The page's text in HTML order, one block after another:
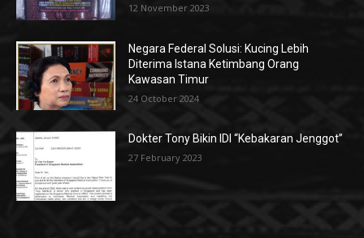
12 November 2023
Negara Federal Solusi: Kucing Lebih
Diterima Istana Ketimbang Orang
Kawasan Timur
24 October 2024
Dokter Tony Bikin IDI “Kebakaran Jenggot”
27 February 2023